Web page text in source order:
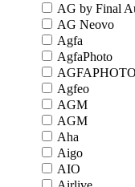
AG by Final
AG Neovo
Agfa
AgfaPhoto
AGFAPHOTO
Agfeo
AGM
AGM
Aha
Aigo
AIO